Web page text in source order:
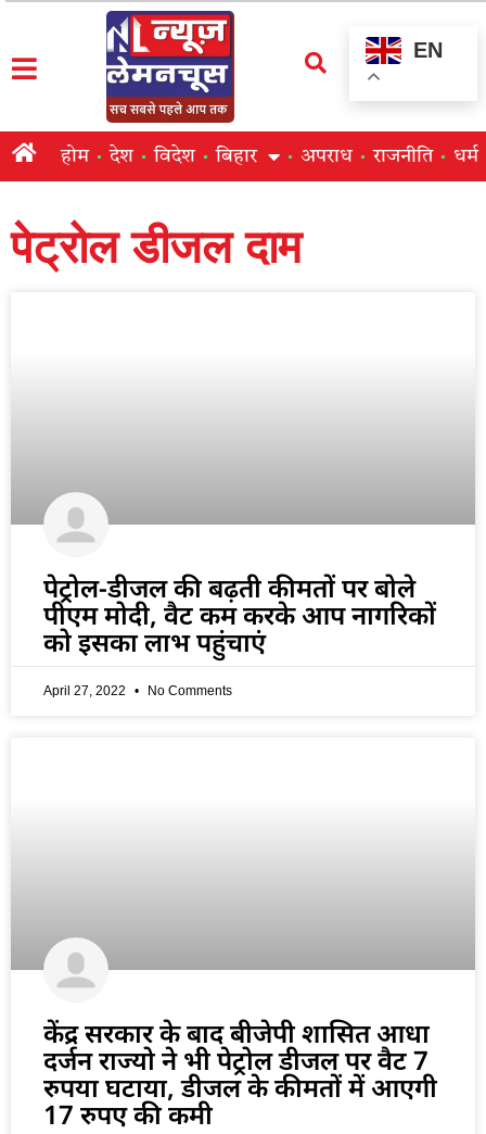
EN
होम देश विदेश बिहार अपराध राजनीति धर्म
पेट्रोल डीजल दाम
पेट्रोल-डीजल की बढ़ती कीमतों पर बोले
पीएम मोदी, वैट कम करके आप नागरिकों
को इसका लाभ पहुंचाएं
April 27, 2022 No Comments
केंद्र सरकार के बाद बीजेपी शासित आधा
दर्जन राज्यो ने भी पेट्रोल डीजल पर वैट 7
रुपया घटाया, डीजल के कीमतों में आएगी
17 रुपए की कमी